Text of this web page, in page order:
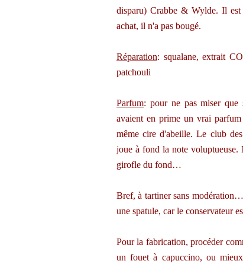
disparu) Crabbe & Wylde. Il est
achat, il n'a pas bougé.
Réparation: squalane, extrait
patchouli
Parfum: pour ne pas miser que
avaient en prime un vrai
même cire d'abeille. Le club
joue à fond la note
girofle du fond…
Bref, à tartiner sans
une spatule, car le conservateur
Pour la fabrication, procéder
un fouet à capuccino, ou